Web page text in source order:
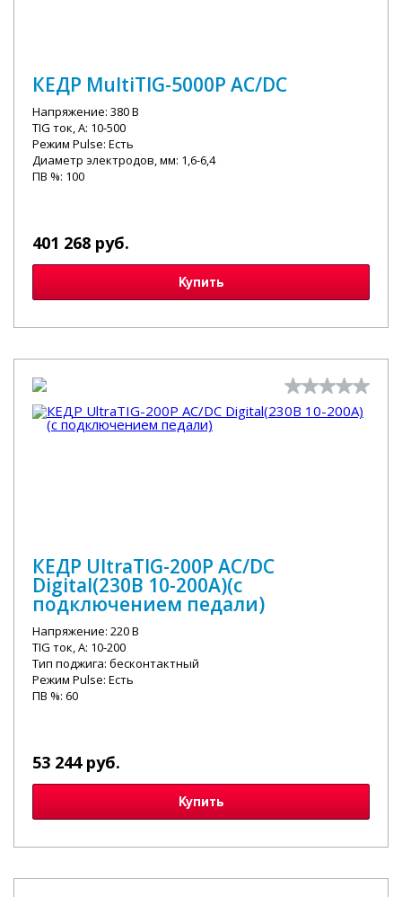
КЕДР MultiTIG-5000P AC/DC
Напряжение: 380 В
TIG ток, А: 10-500
Режим Pulse: Есть
Диаметр электродов, мм: 1,6-6,4
ПВ %: 100
401 268 руб.
Купить
КЕДР UltraTIG-200P AC/DC
Digital(230В 10-200А)(с
подключением педали)
Напряжение: 220 В
TIG ток, А: 10-200
Тип поджига: бесконтактный
Режим Pulse: Есть
ПВ %: 60
53 244 руб.
Купить